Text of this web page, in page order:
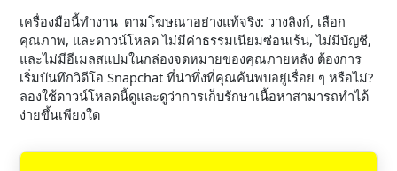
เครื่องมือนี้ทำงาน ตามโฆษณาอย่างแท้จริง: วางลิงก์, เลือก
คุณภาพ, และดาวน์โหลด ไม่มีค่าธรรมเนียมซ่อนเร้น, ไม่มีบัญชี,
และไม่มีอีเมลสแปมในกล่องจดหมายของคุณภายหลัง ต้องการ
เริ่มบันทึกวิดีโอ Snapchat ที่น่าทึ่งที่คุณค้นพบอยู่เรื่อย ๆ หรือไม่?
ลองใช้ดาวน์โหลดนี้ดูและดูว่าการเก็บรักษาเนื้อหาสามารถทำได้
ง่ายขึ้นเพียงใด